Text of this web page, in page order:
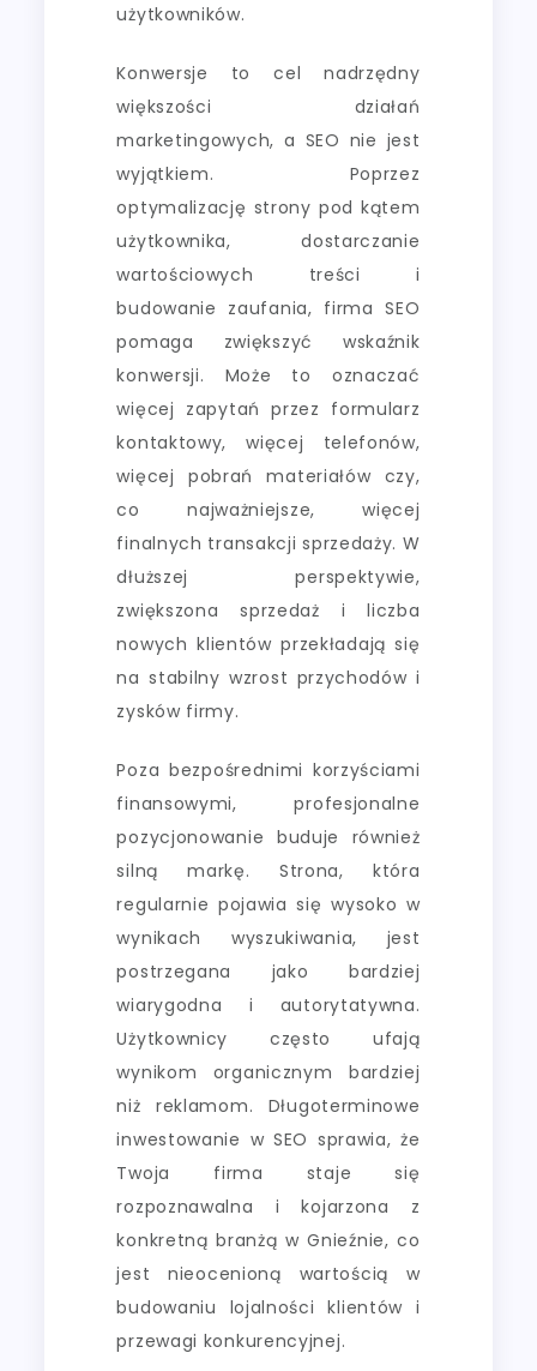
użytkowników.
Konwersje to cel nadrzędny
większości działań
marketingowych, a SEO nie jest
wyjątkiem. Poprzez
optymalizację strony pod kątem
użytkownika, dostarczanie
wartościowych treści i
budowanie zaufania, firma SEO
pomaga zwiększyć wskaźnik
konwersji. Może to oznaczać
więcej zapytań przez formularz
kontaktowy, więcej telefonów,
więcej pobrań materiałów czy,
co najważniejsze, więcej
finalnych transakcji sprzedaży. W
dłuższej perspektywie,
zwiększona sprzedaż i liczba
nowych klientów przekładają się
na stabilny wzrost przychodów i
zysków firmy.
Poza bezpośrednimi korzyściami
finansowymi, profesjonalne
pozycjonowanie buduje również
silną markę. Strona, która
regularnie pojawia się wysoko w
wynikach wyszukiwania, jest
postrzegana jako bardziej
wiarygodna i autorytatywna.
Użytkownicy często ufają
wynikom organicznym bardziej
niż reklamom. Długoterminowe
inwestowanie w SEO sprawia, że
Twoja firma staje się
rozpoznawalna i kojarzona z
konkretną branżą w Gnieźnie, co
jest nieocenioną wartością w
budowaniu lojalności klientów i
przewagi konkurencyjnej.